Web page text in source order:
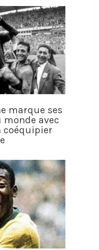
marque ses
monde avec
coéquipier